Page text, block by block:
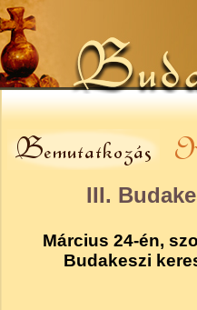
III.
Március 24-én,
Budakeszi